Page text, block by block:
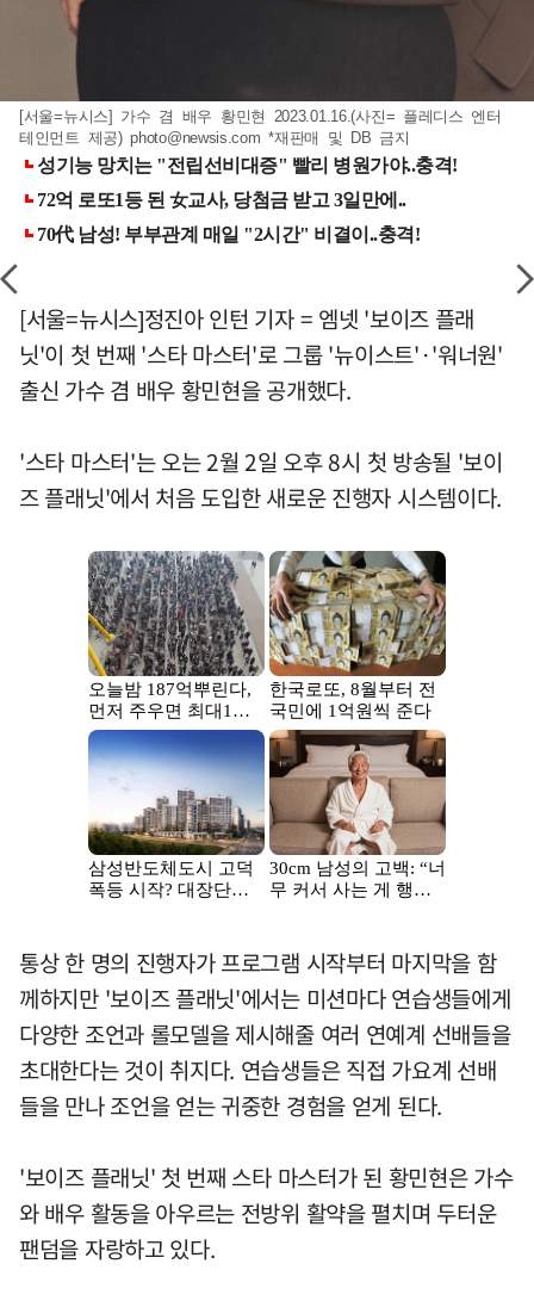
[서울=뉴시스] 가수 겸 배우 황민현 2023.01.16.(사진= 플레디스 엔터
테인먼트 제공)photo@newsis.com *재판매 및 DB 금지
[서울=뉴시스]정진아 인턴 기자 = 엠넷 '보이즈 플래
닛'이 첫 번째 '스타 마스터'로 그룹 '뉴이스트'·'워너원'
출신 가수 겸 배우 황민현을 공개했다.
'스타 마스터'는 오는 2월 2일 오후 8시 첫 방송될 '보이
즈 플래닛'에서 처음 도입한 새로운 진행자 시스템이다.
통상 한 명의 진행자가 프로그램 시작부터 마지막을 함
께하지만 '보이즈 플래닛'에서는 미션마다 연습생들에게
다양한 조언과 롤모델을 제시해줄 여러 연예계 선배들을
초대한다는 것이 취지다. 연습생들은 직접 가요계 선배
들을 만나 조언을 얻는 귀중한 경험을 얻게 된다.
'보이즈 플래닛' 첫 번째 스타 마스터가 된 황민현은 가수
와 배우 활동을 아우르는 전방위 활약을 펼치며 두터운
팬덤을 자랑하고 있다.